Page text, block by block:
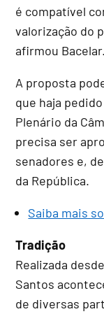
é compatível
valorização do
afirmou Bacelar.
A proposta
que haja
Plenário da
precisa ser
senadores e,
da República.
Saiba mais
Tradição
Realizada
Santos
de diversas